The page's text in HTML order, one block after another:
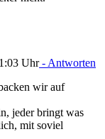
Uhr- Antworten
wir auf
jeder bringt was
mit soviel